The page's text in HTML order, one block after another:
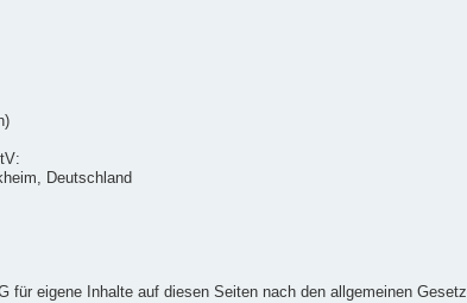
Deutschland
eigene Inhalte auf diesen Seiten nach den allgemeinen